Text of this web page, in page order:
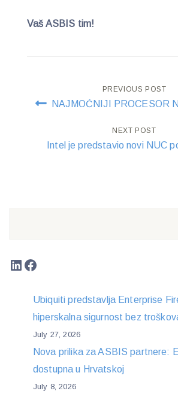
Vaš ASBIS tim!
Post
navigation
PREVIOUS POST
NAJMOĆNIJI PROCESOR
NEXT POST
Intel je predstavio novi NUC
LinkedIn
Facebook
Ubiquiti predstavlja Enterprise
hiperskalna sigurnost bez
July 27, 2026
Nova prilika za ASBIS partnere:
dostupna u Hrvatskoj
July 8, 2026